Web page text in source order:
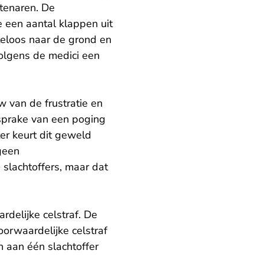
De
een aantal klappen uit
naar de grond en
de medici een
van de frustratie en
van een poging
keurt dit geweld
maar dat
celstraf. De
celstraf
aan één slachtoffer